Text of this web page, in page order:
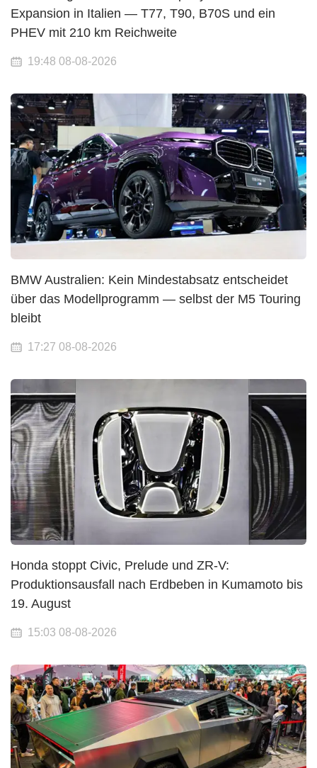
Expansion in Italien — T77, T90, B70S und ein
PHEV mit 210 km Reichweite
19:48 08-08-2026
BMW Australien: Kein Mindestabsatz entscheidet
über das Modellprogramm — selbst der M5 Touring
bleibt
17:27 08-08-2026
Honda stoppt Civic, Prelude und ZR-V:
Produktionsausfall nach Erdbeben in Kumamoto bis
19. August
15:03 08-08-2026